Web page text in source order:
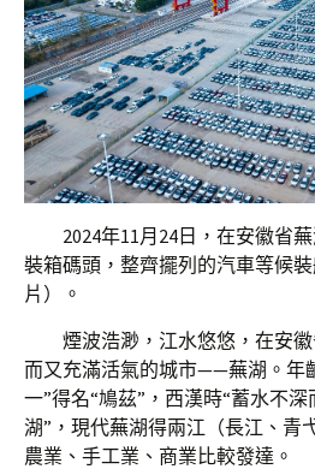
2024年11月24日，在安徽省
裝箱碼頭，整齊擺列的汽車等候
片）。
煙波浩渺，江水悠悠，在安
而又充滿活氣的城市——蕪湖。年
一”得名“鳩茲”，西漢時“蓄水不
湖”，現代蕪湖得兩江（長江、青
農業、手工業、商業比較發達。